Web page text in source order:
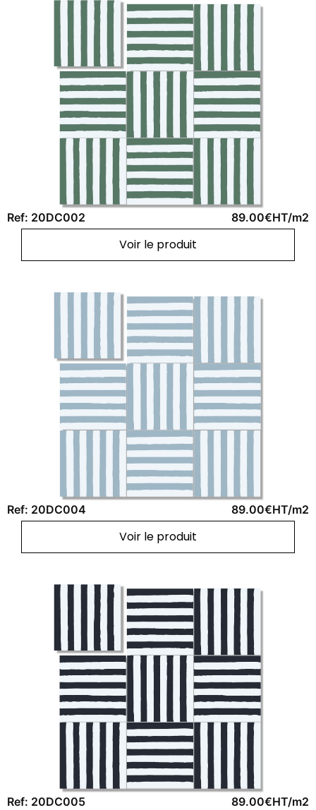
Ref: 20DC002 89.00€HT/m2
Voir le produit
Ref: 20DC004 89.00€HT/m2
Voir le produit
Ref: 20DC005 89.00€HT/m2